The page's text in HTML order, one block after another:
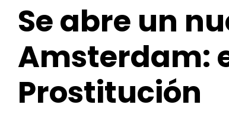
Se abre un
Amsterdam:
Prostitución